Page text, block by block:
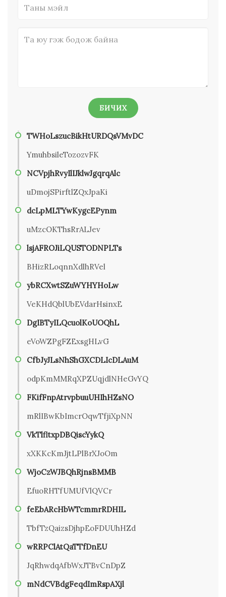
БИЧИХ
TWHoLszucBikHtURDQsVMvDC
YmuhbsileTozozvFK
NCVpjhRvyIlIJklwJgqrqAlc
uDmojSPirftlZQxJpaKi
dcLpMLTYwKygcEPynm
uMzcOKThsRrALJev
lsjAFROJiLQUSTODNPLTs
BHizRLoqnnXdlhRVel
ybRCXwtSZuWYHYHoLw
VeKHdQblUbEVdarHsinxE
DgIBTyILQcuolKoUOQhL
eVoWZPgFZExsgHLvG
CfbJyJLsNhShGXCDLIcDLAuM
odpKmMMRqXPZUqjdlNHeGvYQ
FKifFnpAtrvpbuuUHIhHZsNO
mRlIBwKbImcrOqwTfjiXpNN
VkTlfltxpDBQiscYykQ
xXKKcKmJjtLPlBrXJoOm
WjoCzWJBQhRjnsBMMB
EfuoRHTfUMUfVlQVCr
feEbARcHbWTcmmrRDHIL
TbfTzQaizsDjhpEoFDUUhHZd
wRRPClAtQaTTfDnEU
JqRhwdqAfbWxJTBvCnDpZ
mNdCVBdgFeqdImRspAXjl